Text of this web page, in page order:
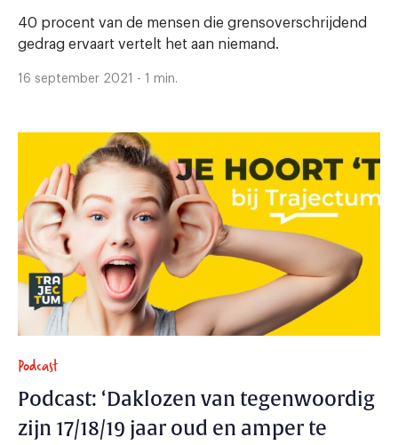
40 procent van de mensen die grensoverschrijdend
gedrag ervaart vertelt het aan niemand.
16 september 2021 - 1 min.
Podcast
Podcast: ‘Daklozen van tegenwoordig
zijn 17/18/19 jaar oud en amper te